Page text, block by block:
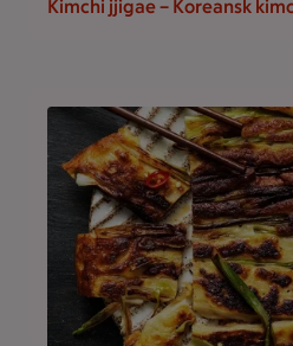
Kimchi jjigae – Koreansk